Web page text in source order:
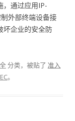
，通过应用IP-
外部终端设备接
坏企业的安全防
分类，被贴了 准入
。